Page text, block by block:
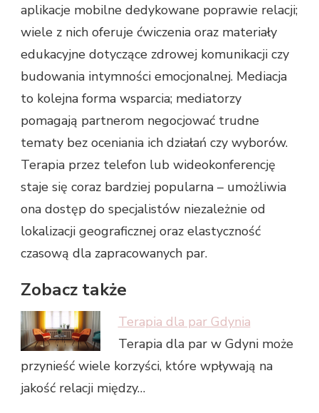
aplikacje mobilne dedykowane poprawie relacji;
wiele z nich oferuje ćwiczenia oraz materiały
edukacyjne dotyczące zdrowej komunikacji czy
budowania intymności emocjonalnej. Mediacja
to kolejna forma wsparcia; mediatorzy
pomagają partnerom negocjować trudne
tematy bez oceniania ich działań czy wyborów.
Terapia przez telefon lub wideokonferencję
staje się coraz bardziej popularna – umożliwia
ona dostęp do specjalistów niezależnie od
lokalizacji geograficznej oraz elastyczność
czasową dla zapracowanych par.
Zobacz także
Terapia dla par Gdynia
Terapia dla par w Gdyni może
przynieść wiele korzyści, które wpływają na
jakość relacji między…